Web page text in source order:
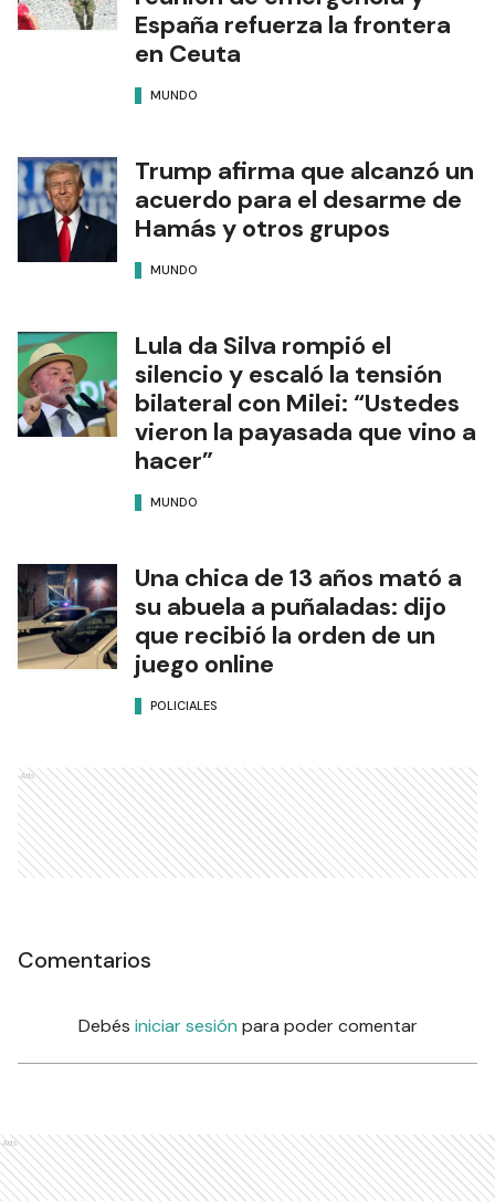
España refuerza la frontera
en Ceuta
MUNDO
Trump afirma que alcanzó un
acuerdo para el desarme de
Hamás y otros grupos
MUNDO
Lula da Silva rompió el
silencio y escaló la tensión
bilateral con Milei: “Ustedes
vieron la payasada que vino a
hacer”
MUNDO
Una chica de 13 años mató a
su abuela a puñaladas: dijo
que recibió la orden de un
juego online
POLICIALES
Ads
Comentarios
Debés iniciar sesión para poder comentar
Ads